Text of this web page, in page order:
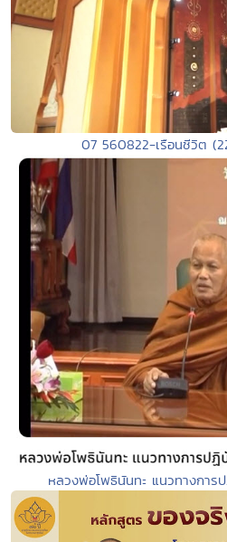
07 560822-เรือนชีวิต
หลวงพ่อโพธินันทะ แนวทางการ